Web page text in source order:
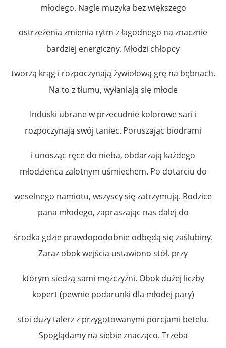
młodego. Nagle muzyka bez większego
ostrzeżenia zmienia rytm z łagodnego na znacznie
bardziej energiczny. Młodzi chłopcy
tworzą krąg i rozpoczynają żywiołową grę na bębnach.
Na to z tłumu, wyłaniają się młode
Induski ubrane w przecudnie kolorowe sari i
rozpoczynają swój taniec. Poruszając biodrami
i unosząc ręce do nieba, obdarzają każdego
młodzieńca zalotnym uśmiechem. Po dotarciu do
weselnego namiotu, wszyscy się zatrzymują. Rodzice
pana młodego, zapraszając nas dalej do
środka gdzie prawdopodobnie odbędą się zaślubiny.
Zaraz obok wejścia ustawiono stół, przy
którym siedzą sami mężczyźni. Obok dużej liczby
kopert (pewnie podarunki dla młodej pary)
stoi duży talerz z przygotowanymi porcjami betelu.
Spoglądamy na siebie znacząco. Trzeba